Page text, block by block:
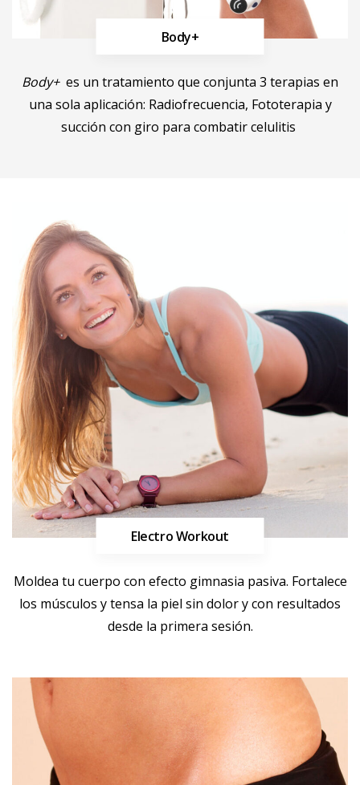
Body+
Body+es un tratamiento que conjunta 3 terapias en
una sola aplicación: Radiofrecuencia, Fototerapia y
succión con giro para combatir celulitis
Electro Workout
Moldea tu cuerpo con efecto gimnasia pasiva. Fortalece
los músculos y tensa la piel sin dolor y con resultados
desde la primera sesión.